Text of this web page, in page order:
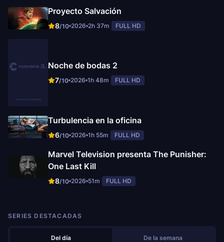
Proyecto Salvación
8/10 2026 2h 37m FULL HD
Noche de bodas 2
7/10 2026 1h 48m FULL HD
Turbulencia en la oficina
6/10 2026 1h 55m FULL HD
Marvel Television presenta The Punisher:
One Last Kill
8/10 2026 51m FULL HD
SERIES DESTACADAS
Del día De la semana